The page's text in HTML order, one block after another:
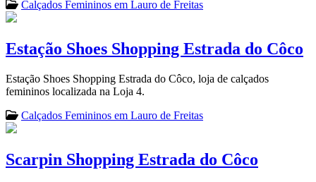
Calçados Femininos em Lauro de Freitas
Estação Shoes Shopping Estrada do Côco
Estação Shoes Shopping Estrada do Côco, loja de calçados
femininos localizada na Loja 4.
Calçados Femininos em Lauro de Freitas
Scarpin Shopping Estrada do Côco